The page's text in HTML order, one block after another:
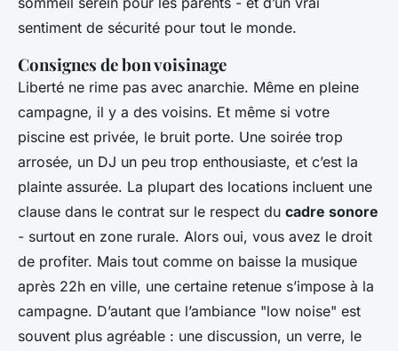
sentiment de sécurité pour tout le monde.
Consignes de bon voisinage
Liberté ne rime pas avec anarchie. Même en pleine
campagne, il y a des voisins. Et même si votre
piscine est privée, le bruit porte. Une soirée trop
arrosée, un DJ un peu trop enthousiaste, et c’est la
plainte assurée. La plupart des locations incluent une
clause dans le contrat sur le respect du cadre sonore
- surtout en zone rurale. Alors oui, vous avez le droit
de profiter. Mais tout comme on baisse la musique
après 22h en ville, une certaine retenue s’impose à la
campagne. D’autant que l’ambiance "low noise" est
souvent plus agréable : une discussion, un verre, le